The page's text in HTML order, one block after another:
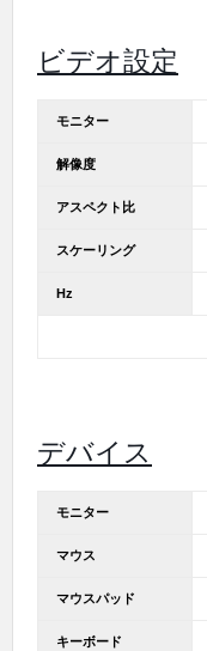
ビデオ設定
モニター
解像度
アスペクト比
スケーリング
Hz
デバイス
モニター
マウス
マウスパッド
キーボード